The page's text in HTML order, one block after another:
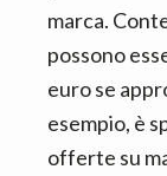
marca.
possono
euro se
esempio, è
offerte su